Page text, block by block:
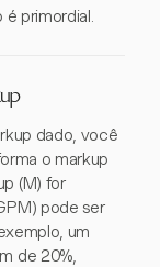
é primordial.
dado, você
o markup
(M) for
pode ser
um
de 20%,